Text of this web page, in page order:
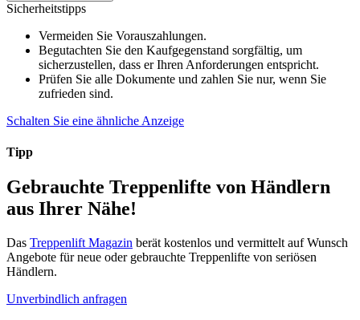
Sicherheitstipps
Vermeiden Sie Vorauszahlungen.
Begutachten Sie den Kaufgegenstand sorgfältig, um
sicherzustellen, dass er Ihren Anforderungen entspricht.
Prüfen Sie alle Dokumente und zahlen Sie nur, wenn Sie
zufrieden sind.
Schalten Sie eine ähnliche Anzeige
Tipp
Gebrauchte Treppenlifte von Händlern
aus Ihrer Nähe!
Das Treppenlift Magazin berät kostenlos und vermittelt auf Wunsch
Angebote für neue oder gebrauchte Treppenlifte von seriösen
Händlern.
Unverbindlich anfragen